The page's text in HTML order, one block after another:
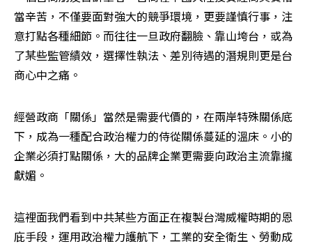
當辛苦，不僅要面對強大的競爭環境，更要謹慎行事，注
意打點各種細節。而往往一旦政府翻臉、靠山垮台，或為
了某些監管績效，選擇性執法、差別待遇的潛規則更是台
商心中之痛。
經營政商「關係」當然是需要代價的，在兩岸特殊關係底
下，成為一種配合政治權力的侍從關係蔓延的溫床。小的
企業必須打點關係，大的品牌企業更需要向政治主流靠攏
獻媚。
這裡面我們看到中共某些方面正在複製台灣威權時期的恩
庇手段，運用政治權力護航下，工業的安全衛生、勞動成